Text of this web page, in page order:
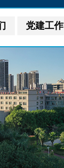
党建工作